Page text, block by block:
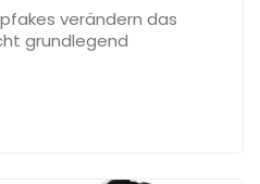
verändern das
grundlegend